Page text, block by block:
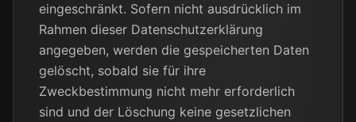
eingeschränkt. Sofern nicht ausdrücklich im
Rahmen dieser Datenschutzerklärung
angegeben, werden die gespeicherten Daten
gelöscht, sobald sie für ihre
Zweckbestimmung nicht mehr erforderlich
sind und der Löschung keine gesetzlichen